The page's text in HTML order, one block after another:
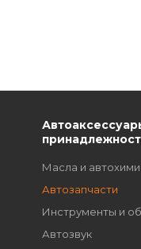
Масла и
Автозапчасти
Инструменты и
Автозвук